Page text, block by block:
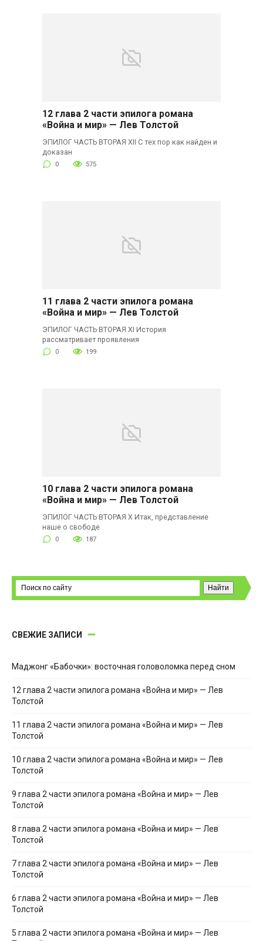
12 глава 2 части эпилога романа
«Война и мир» — Лев Толстой
ЭПИЛОГ ЧАСТЬ ВТОРАЯ XII С тех пор как найден и
доказан
0 575
11 глава 2 части эпилога романа
«Война и мир» — Лев Толстой
ЭПИЛОГ ЧАСТЬ ВТОРАЯ XI История
рассматривает проявления
0 199
10 глава 2 части эпилога романа
«Война и мир» — Лев Толстой
ЭПИЛОГ ЧАСТЬ ВТОРАЯ X Итак, представление
наше о свободе
0 187
СВЕЖИЕ ЗАПИСИ
Маджонг «Бабочки»: восточная головоломка перед сном
12 глава 2 части эпилога романа «Война и мир» — Лев
Толстой
11 глава 2 части эпилога романа «Война и мир» — Лев
Толстой
10 глава 2 части эпилога романа «Война и мир» — Лев
Толстой
9 глава 2 части эпилога романа «Война и мир» — Лев
Толстой
8 глава 2 части эпилога романа «Война и мир» — Лев
Толстой
7 глава 2 части эпилога романа «Война и мир» — Лев
Толстой
6 глава 2 части эпилога романа «Война и мир» — Лев
Толстой
5 глава 2 части эпилога романа «Война и мир» — Лев